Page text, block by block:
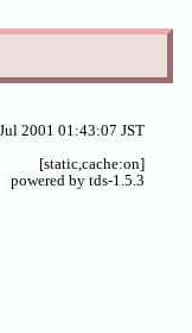
2001 01:43:07 JST
[static,cache:on]
powered by tds-1.5.3